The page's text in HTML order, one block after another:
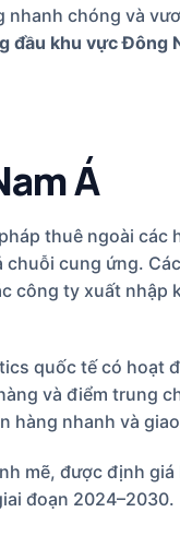
chóng và
đầu khu vực Đông
Á
thuê ngoài
cung ứng.
công ty xuất nhập
quốc tế có hoạt
và điểm trung
hàng nhanh và
mẽ, được định giá
đoạn 2024–2030.